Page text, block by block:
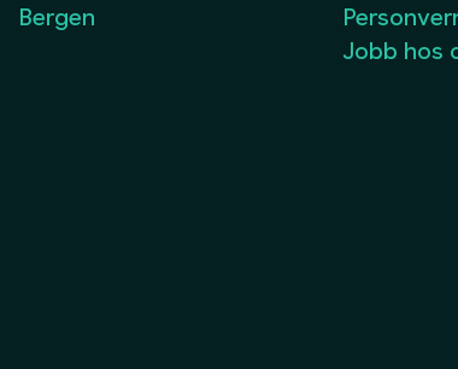
Bergen
Jobb hos